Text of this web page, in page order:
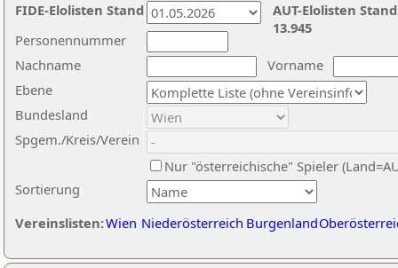
Nachname
Vorname
Ebene
Sortierung
Personennummer
Bundesland
Spgem./Kreis/Verein
Nur "österreichische" Spieler
Vereinslisten:Wien Niederösterreich Burgenland
AUT-Elolisten
13.945
FIDE-Elolisten Stand